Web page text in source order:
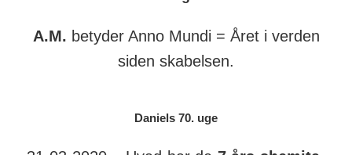
A.M. betyder Anno Mundi = Året i verden
siden skabelsen.
Daniels 70. uge